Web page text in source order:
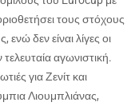
τους στόχους
δεν είναι λίγες οι
αγωνιστική.
για Ζενίτ και
Λιουμπλιάνας,